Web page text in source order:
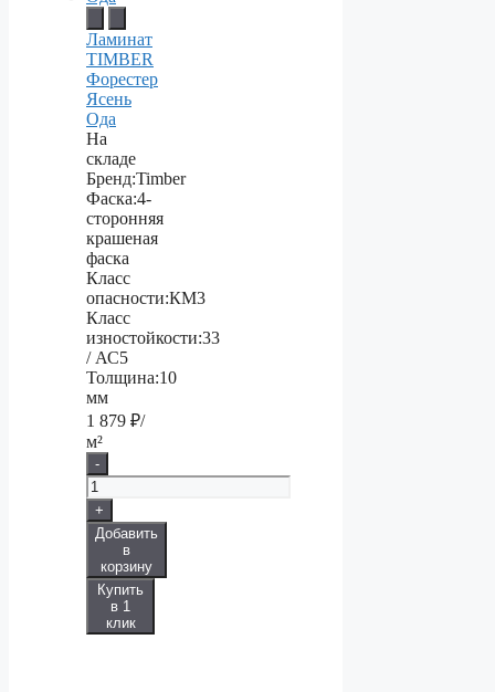
Ламинат
TIMBER
Форестер
Ясень
Ода
На
складе
Бренд:Timber
Фаска:4-
сторонняя
крашеная
фаска
Класс
опасности:КМ3
Класс
изностойкости:33
/ АС5
Толщина:10
мм
1 879 ₽/
м²
-
+
Добавить
в
корзину
Купить
в 1
клик